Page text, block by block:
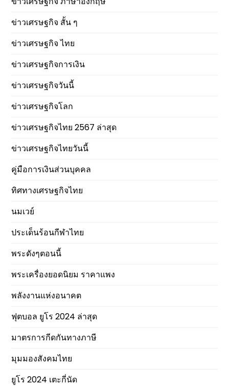
ข่าวเศรษฐกิจ สั้น ๆ
ข่าวเศรษฐกิจ ไทย
ข่าวเศรษฐกิจการเงิน
ข่าวเศรษฐกิจวันนี้
ข่าวเศรษฐกิจโลก
ข่าวเศรษฐกิจไทย 2567 ล่าสุด
ข่าวเศรษฐกิจไทยวันนี้
คู่มือการเงินส่วนบุคคล
ทิศทางเศรษฐกิจไทย
นมเวย์
ประเด็นร้อนกีฬาไทย
พระดังๆตอนนี้
พระเครื่องยอดนิยม ราคาแพง
พลังงานแห่งอนาคต
ฟุตบอล ยูโร 2024 ล่าสุด
มาตรการกีดกันทางภาษี
มุมมองสังคมไทย
ยูโร 2024 เตะกี่นัด